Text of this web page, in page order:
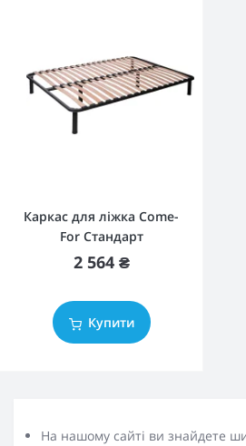
Каркас для ліжка Come-
For Стандарт
2 564 ₴
Купити
На нашому сайті ви знайдете